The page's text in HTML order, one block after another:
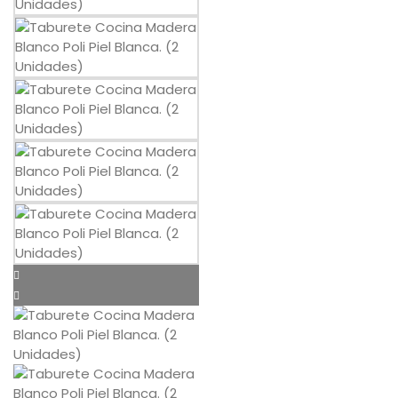
Mesas
Sofás
Auxiliar
Dormitorios
ÚTILES
Tu cuenta
Carro de la compra
Aviso Legal
Condiciones de compra
Política de cookies